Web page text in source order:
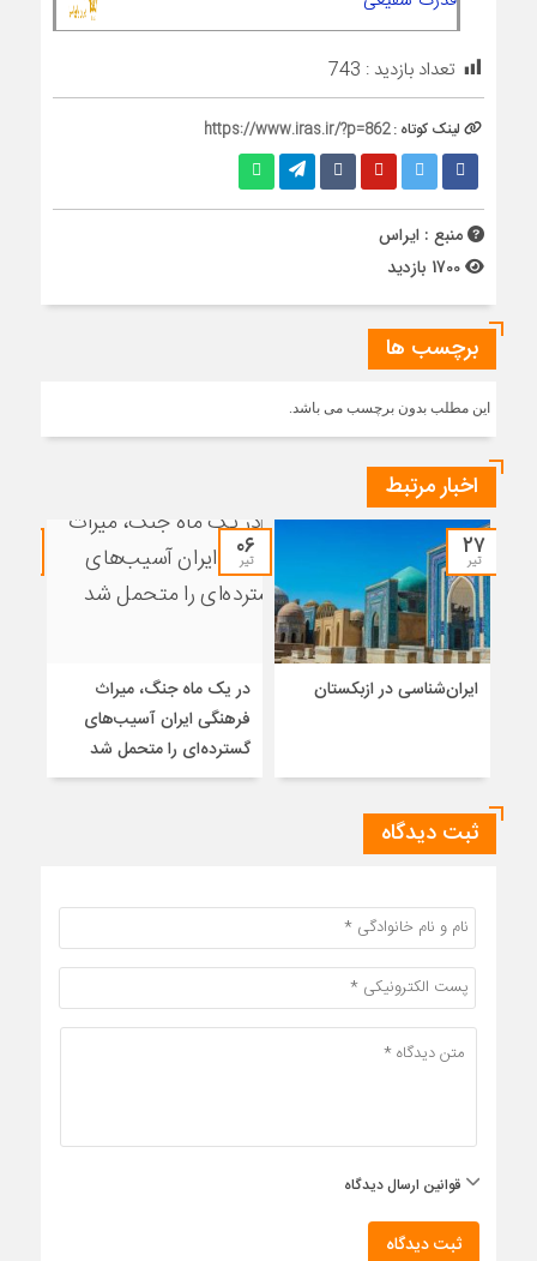
تعداد بازدید : 743
لینک کوتاه :https://www.iras.ir/?p=862
منبع : ایراس
برچسب ها
این مطلب بدون برچسب می باشد.
اخبار مرتبط
۲۷
تیر
ایران‌شناسی در ازبکستان
۰۶
تیر
در یک ماه جنگ، میراث
فرهنگی ایران آسیب‌های
گسترده‌ای را متحمل شد
ثبت دیدگاه
قوانین ارسال دیدگاه
ثبت دیدگاه